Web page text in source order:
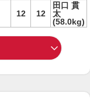
12 12
田口 貫
太
(58.0kg)